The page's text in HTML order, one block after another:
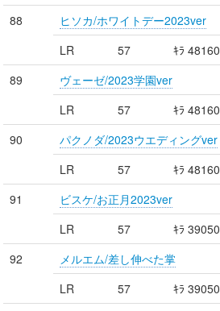
88
ヒソカ/ホワイトデー2023ver
LR
57 ｷﾗ 48160
89
ヴェーゼ/2023学園ver
LR
57 ｷﾗ 48160
90
パクノダ/2023ウエディングver
LR
57 ｷﾗ 48160
91
ビスケ/お正月2023ver
LR
57 ｷﾗ 39050
92
メルエム/差し伸べた掌
LR
57 ｷﾗ 39050